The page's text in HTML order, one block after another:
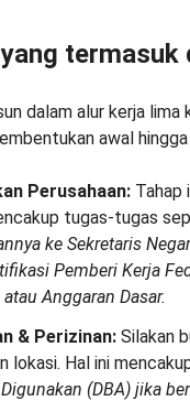
termasuk
dalam alur kerja
awal
Perusahaan: Tahap
tugas-tugas
ke Sekretaris
Pemberi Kerja
Anggaran Dasar.
& Perizinan: Silakan
lokasi. Hal ini
(DBA) jika